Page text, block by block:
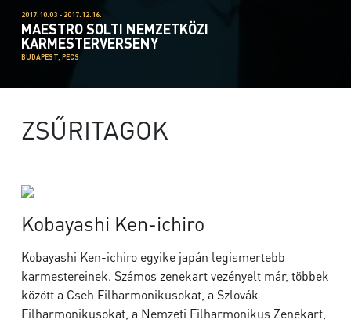
2017.10.03 - 2017.12.16.
MAESTRO SOLTI NEMZETKÖZI
KARMESTERVERSENY
BUDAPEST, PÉCS
ZSŰRITAGOK
Kobayashi Ken-ichiro
Kobayashi Ken-ichiro egyike japán legismertebb
karmestereinek. Számos zenekart vezényelt már, többek
között a Cseh Filharmonikusokat, a Szlovák
Filharmonikusokat, a Nemzeti Filharmonikus Zenekart,